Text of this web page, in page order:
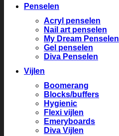
Penselen
Acryl penselen
Nail art penselen
My Dream Penselen
Gel penselen
Diva Penselen
Vijlen
Boomerang
Blocks/buffers
Hygienic
Flexi vijlen
Emeryboards
Diva Vijlen